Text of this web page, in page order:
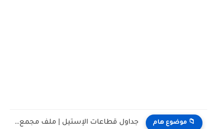
📁 موضوع هام جداول قطاعات الإستيل | ملف مجمع pdf